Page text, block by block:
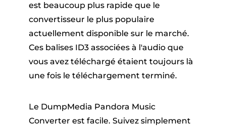
est beaucoup plus rapide que le
convertisseur le plus populaire
actuellement disponible sur le marché.
Ces balises ID3 associées à l'audio que
vous avez téléchargé étaient toujours là
une fois le téléchargement terminé.
Le DumpMedia Pandora Music
Converter est facile. Suivez simplement